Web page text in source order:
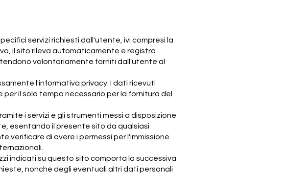
servizi richiesti dall'utente, ivi compresi la
il sito rileva automaticamente e registra
volontariamente forniti dall'utente al
l'informativa privacy. I dati ricevuti
il solo tempo necessario per la fornitura del
i servizi e gli strumenti messi a disposizione
esentando il presente sito da qualsiasi
verificare di avere i permessi per l'immissione
indicati su questo sito comporta la successiva
nonché degli eventuali altri dati personali